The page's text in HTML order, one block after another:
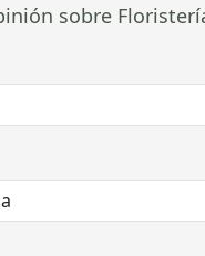
sobre